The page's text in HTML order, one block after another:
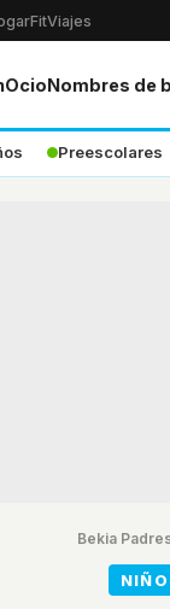
FitViajes
OcioNombres de
Preescolares
Bekia